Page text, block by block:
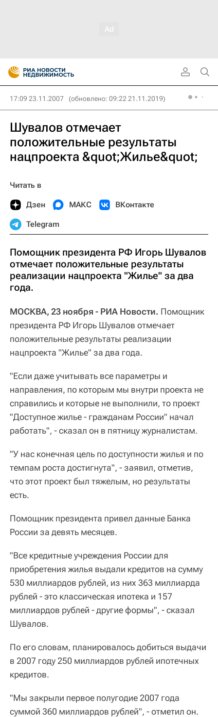
17:09 23.11.2007 (обновлено: 09:22 21.11.2019)
Шувалов отмечает
положительные результаты
нацпроекта &quot;Жилье&quot;
Читать в
Дзен МАКС ВКонтакте
Telegram
Помощник президента РФ Игорь Шувалов
отмечает положительные результаты
реализации нацпроекта "Жилье" за два
года.
МОСКВА, 23 ноября - РИА Новости. Помощник
президента РФ Игорь Шувалов отмечает
положительные результаты реализации
нацпроекта "Жилье" за два года.
"Если даже учитывать все параметры и
направления, по которым мы внутри проекта не
справились и которые не выполнили, то проект
"Доступное жилье - гражданам России" начал
работать", - сказал он в пятницу журналистам.
"У нас конечная цель по доступности жилья и по
темпам роста достигнута", - заявил, отметив,
что этот проект был тяжелым, но результаты
есть.
Помощник президента привел данные Банка
России за девять месяцев.
"Все кредитные учреждения России для
приобретения жилья выдали кредитов на сумму
530 миллиардов рублей, из них 363 миллиарда
рублей - это классическая ипотека и 157
миллиардов рублей - другие формы", - сказал
Шувалов.
По его словам, планировалось добиться выдачи
в 2007 году 250 миллиардов рублей ипотечных
кредитов.
"Мы закрыли первое полугодие 2007 года
суммой 360 миллиардов рублей", - отметил он.